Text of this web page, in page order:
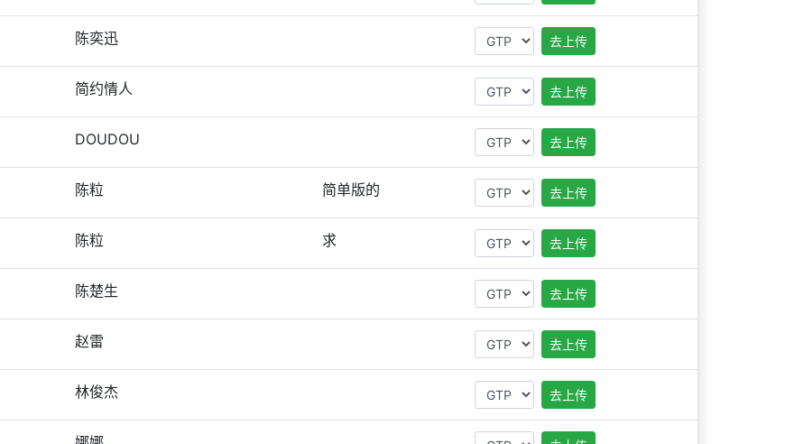
陈奕迅 去上传
简约情人 去上传
DOUDOU 去上传
陈粒 简单版的 去上传
陈粒 求 去上传
陈楚生 去上传
赵雷 去上传
林俊杰 去上传